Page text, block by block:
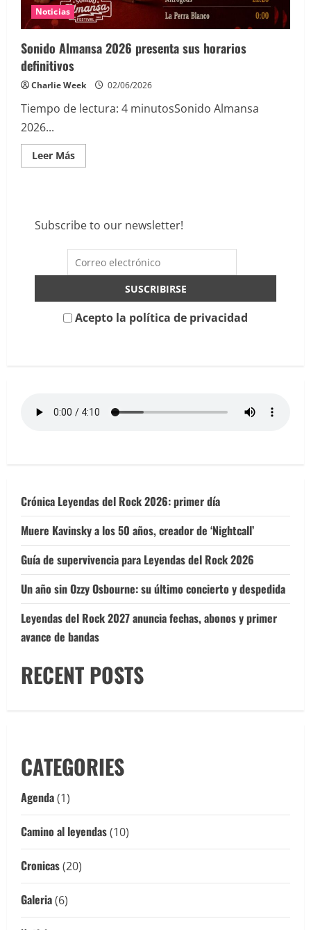
Noticias
Sonido Almansa 2026 presenta sus horarios
definitivos
Charlie Week 02/06/2026
Tiempo de lectura: 4 minutosSonido Almansa
2026...
Leer MásLeer
más
presenta
sus
definitivos
Subscribe to our newsletter!
Acepto la política de privacidad
Crónica Leyendas del Rock 2026: primer día
Muere Kavinsky a los 50 años, creador de ‘Nightcall’
Guía de supervivencia para Leyendas del Rock 2026
Un año sin Ozzy Osbourne: su último concierto y despedida
Leyendas del Rock 2027 anuncia fechas, abonos y primer
avance de bandas
RECENT POSTS
CATEGORIES
Agenda(1)
Camino al leyendas(10)
Cronicas(20)
Galeria(6)